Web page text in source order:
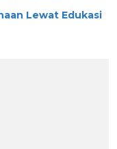
Lewat Edukasi